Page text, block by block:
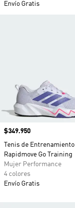
Envío Gratis
Precio
$349.950
Tenis de Entrenamiento
Rapidmove Go Training
Mujer Performance
4 colores
Envío Gratis